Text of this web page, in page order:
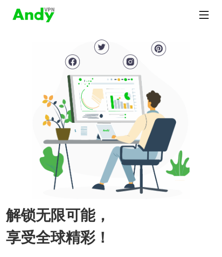
解锁无限可能，
享受全球精彩！